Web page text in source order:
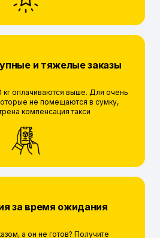
и тяжелые заказы
кг оплачиваются выше. Для очень
не помещаются в сумку,
компенсация такси
за время ожидания
а он не готов? Получите